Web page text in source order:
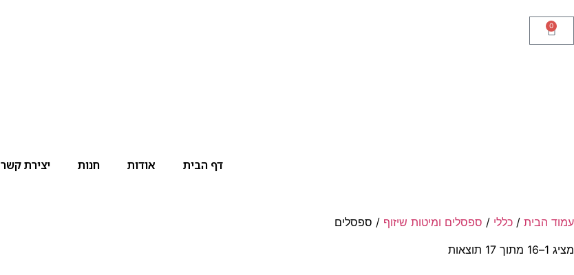
0
דף הבית אודות חנות יצירת קשר
עמוד הבית / כללי / ספסלים ומיטות שיזוף / ספסלים
מציג 1–16 מתוך 17 תוצאות